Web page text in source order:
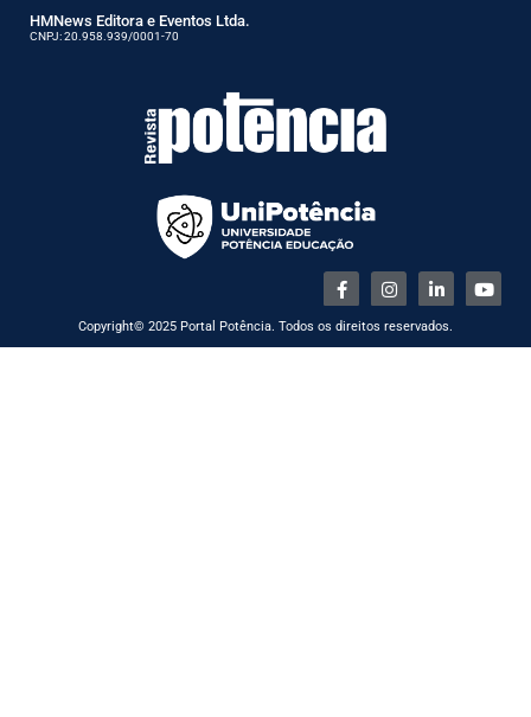
HMNews Editora e Eventos Ltda.
CNPJ: 20.958.939/0001-70
Copyright© 2025 Portal Potência. Todos os direitos reservados.